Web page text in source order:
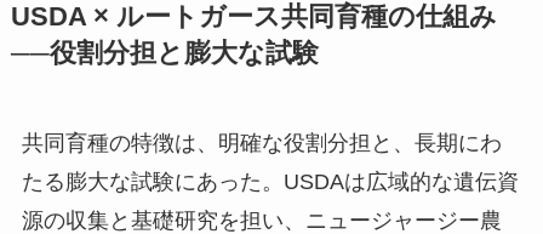
USDA × ルートガース共同育種の仕組み
──役割分担と膨大な試験
共同育種の特徴は、明確な役割分担と、長期にわ
たる膨大な試験にあった。USDAは広域的な遺伝資
源の収集と基礎研究を担い、ニュージャージー農